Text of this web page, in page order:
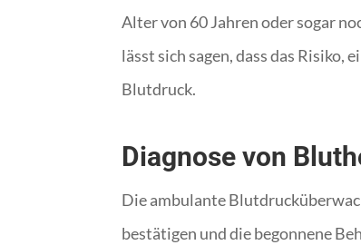
Alter von 60 Jahren oder sogar
lässt sich sagen, dass das Risiko,
Blutdruck.
Diagnose von
Die ambulante
bestätigen und die begonnene